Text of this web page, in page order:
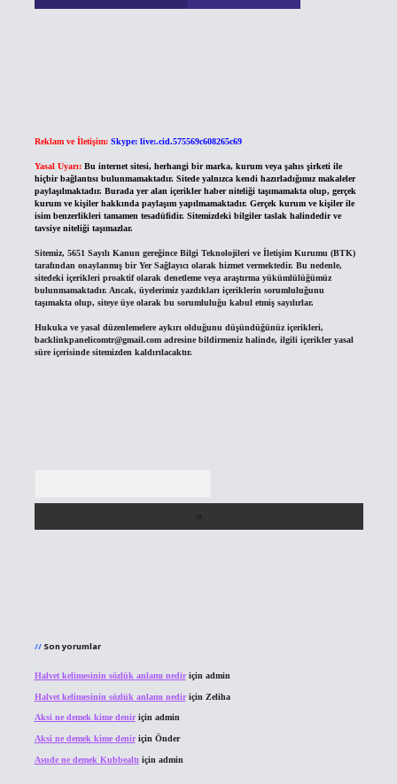
Reklam ve İletişim: Skype: live:.cid.575569c608265c69
Yasal Uyarı: Bu internet sitesi, herhangi bir marka, kurum veya şahıs şirketi ile
hiçbir bağlantısı bulunmamaktadır. Sitede yalnızca kendi hazırladığımız makaleler
paylaşılmaktadır. Burada yer alan içerikler haber niteliği taşımamakta olup, gerçek
kurum ve kişiler hakkında paylaşım yapılmamaktadır. Gerçek kurum ve kişiler ile
isim benzerlikleri tamamen tesadüfidir. Sitemizdeki bilgiler taslak halindedir ve
tavsiye niteliği taşımazlar.
Sitemiz, 5651 Sayılı Kanun gereğince Bilgi Teknolojileri ve İletişim Kurumu (BTK)
tarafından onaylanmış bir Yer Sağlayıcı olarak hizmet vermektedir. Bu nedenle,
sitedeki içerikleri proaktif olarak denetleme veya araştırma yükümlülüğümüz
bulunmamaktadır. Ancak, üyelerimiz yazdıkları içeriklerin sorumluluğunu
taşımakta olup, siteye üye olarak bu sorumluluğu kabul etmiş sayılırlar.
Hukuka ve yasal düzenlemelere aykırı olduğunu düşündüğünüz içerikleri,
backlinkpanelicomtr@gmail.comadresine bildirmeniz halinde, ilgili içerikler yasal
süre içerisinde sitemizden kaldırılacaktır.
Son yorumlar
Halvet kelimesinin sözlük anlamı nediriçin admin
Halvet kelimesinin sözlük anlamı nediriçin Zeliha
Aksi ne demek kime deniriçin admin
Aksi ne demek kime deniriçin Önder
Asude ne demek Kubbealtı için admin